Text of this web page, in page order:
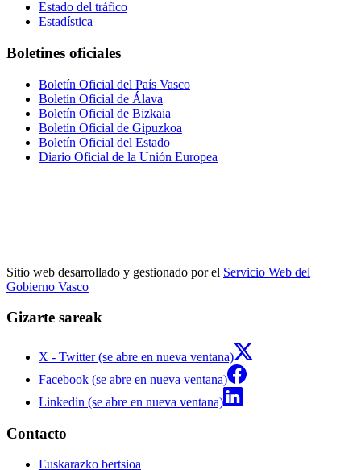
Estado del tráfico
Estadística
Boletines oficiales
Boletín Oficial del País Vasco
Boletín Oficial de Álava
Boletín Oficial de Bizkaia
Boletín Oficial de Gipuzkoa
Boletín Oficial del Estado
Diario Oficial de la Unión Europea
Sitio web desarrollado y gestionado por el Servicio Web del
Gobierno Vasco
Gizarte sareak
X - Twitter (se abre en nueva ventana)
Facebook (se abre en nueva ventana)
Linkedin (se abre en nueva ventana)
Contacto
Euskarazko bertsioa